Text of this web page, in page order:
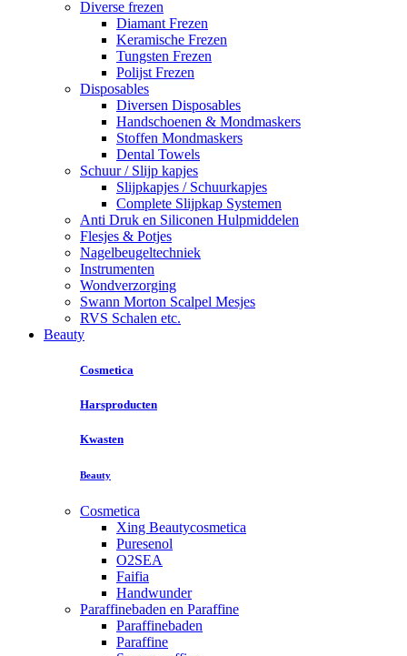
Diverse frezen
Diamant Frezen
Keramische Frezen
Tungsten Frezen
Polijst Frezen
Disposables
Diversen Disposables
Handschoenen & Mondmaskers
Stoffen Mondmaskers
Dental Towels
Schuur / Slijp kapjes
Slijpkapjes / Schuurkapjes
Complete Slijpkap Systemen
Anti Druk en Siliconen Hulpmiddelen
Flesjes & Potjes
Nagelbeugeltechniek
Instrumenten
Wondverzorging
Swann Morton Scalpel Mesjes
RVS Schalen etc.
Beauty
Cosmetica
Harsproducten
Kwasten
Beauty
Cosmetica
Xing Beautycosmetica
Puresenol
O2SEA
Faifia
Handwunder
Paraffinebaden en Paraffine
Paraffinebaden
Paraffine